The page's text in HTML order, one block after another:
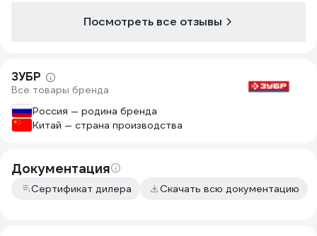
Посмотреть все отзывы
ЗУБР
Все товары бренда
Россия — родина бренда
Китай — страна производства
Документация
Сертификат дилера Скачать всю документацию